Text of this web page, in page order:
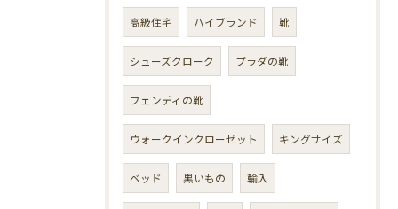
高級住宅 ハイブランド 靴
シューズクローク プラダの靴
フェンディの靴
ウォークインクローゼット キングサイズ
ベッド 黒いもの 輸入